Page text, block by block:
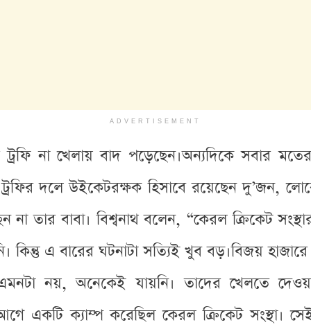
ADVERTISEMENT
না খেলায় বাদ পড়েছেন।অন্যদিকে সবার মতের
ট্রফির দলে উইকেটরক্ষক হিসাবে রয়েছেন দু’জন,
না তার বাবা। বিশ্বনাথ বলেন, “কেরল ক্রিকেট
এ বারের ঘটনাটা সত্যিই খুব বড়।বিজয়
নয়, অনেকেই যায়নি। তাদের খেলতে
একটি ক্যাম্প করেছিল কেরল ক্রিকেট সংস্থা।